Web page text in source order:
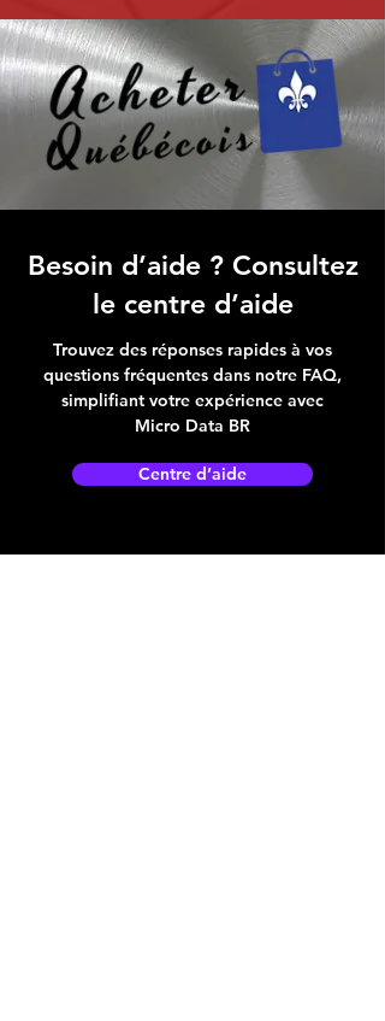
Besoin d’aide ? Consultez
le centre d’aide
Trouvez des réponses rapides à vos
questions fréquentes dans notre FAQ,
simplifiant votre expérience avec
Micro Data BR
Centre d’aide